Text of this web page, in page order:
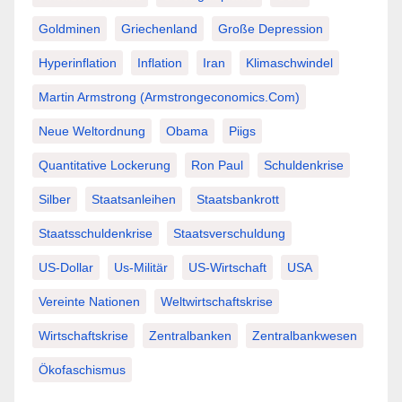
Goldminen Griechenland Große Depression
Hyperinflation Inflation Iran Klimaschwindel
Martin Armstrong (Armstrongeconomics.com)
Neue Weltordnung Obama Piigs
Quantitative Lockerung Ron Paul Schuldenkrise
Silber Staatsanleihen Staatsbankrott
Staatsschuldenkrise Staatsverschuldung
US-Dollar Us-Militär US-Wirtschaft USA
Vereinte Nationen Weltwirtschaftskrise
Wirtschaftskrise Zentralbanken Zentralbankwesen
Ökofaschismus